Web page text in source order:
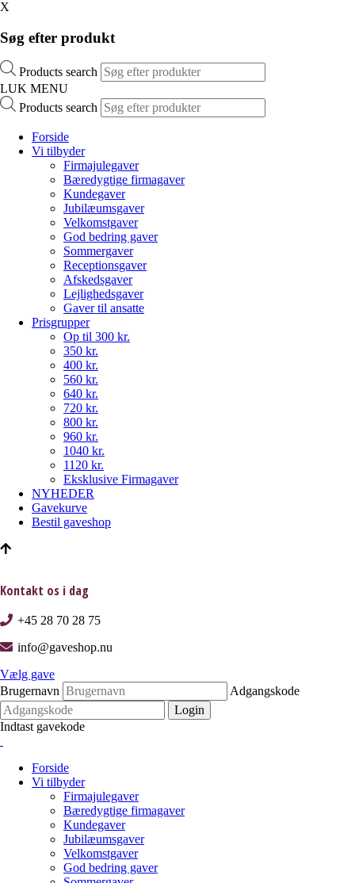
X
Søg efter produkt
Products search
LUK MENU
Products search
Forside
Vi tilbyder
Firmajulegaver
Bæredygtige firmagaver
Kundegaver
Jubilæumsgaver
Velkomstgaver
God bedring gaver
Sommergaver
Receptionsgaver
Afskedsgaver
Lejlighedsgaver
Gaver til ansatte
Prisgrupper
Op til 300 kr.
350 kr.
400 kr.
560 kr.
640 kr.
720 kr.
800 kr.
960 kr.
1040 kr.
1120 kr.
Eksklusive Firmagaver
NYHEDER
Gavekurve
Bestil gaveshop
Kontakt os i dag
+45 28 70 28 75
info@gaveshop.nu
Vælg gave
Brugernavn
Adgangskode
Login
Indtast gavekode
Forside
Vi tilbyder
Firmajulegaver
Bæredygtige firmagaver
Kundegaver
Jubilæumsgaver
Velkomstgaver
God bedring gaver